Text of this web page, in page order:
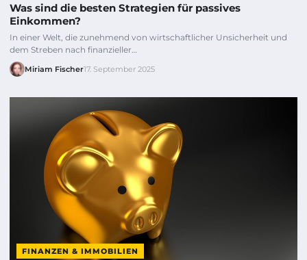
Was sind die besten Strategien für passives
Einkommen?
In einer Welt, die zunehmend von wirtschaftlicher Unsicherheit und
dem Streben nach finanzieller…
Miriam Fischer17. September 2025
FINANZEN & IMMOBILIEN